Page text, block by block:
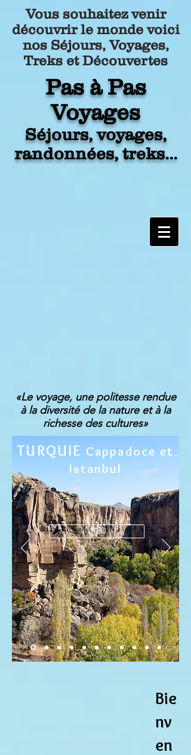
Vous souhaitez venir
découvrir le monde voici
nos Séjours, Voyages,
Treks et Découvertes
Pas à Pas
Voyages
Séjours, voyages,
randonnées, treks...
«Le voyage, une politesse rendue
à la diversité de la nature et à la
richesse des cultures»
TURQUIE Cappadoce et
Istanbul
INFO
Bie
nv
en